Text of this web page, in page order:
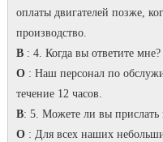
оплаты двигателей позже,
производство.
В: 4. Когда вы ответите мне?
О: Наш персонал по
течение 12 часов.
В: 5. Можете ли вы прислать
О: Для всех наших